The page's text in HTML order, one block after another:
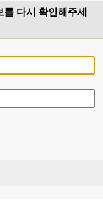
다시 확인해주세